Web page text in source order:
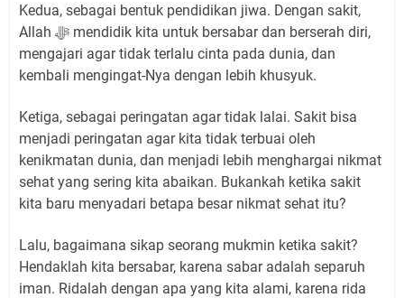
Kedua, sebagai bentuk pendidikan jiwa. Dengan sakit,
Allah ﷻ mendidik kita untuk bersabar dan berserah diri,
mengajari agar tidak terlalu cinta pada dunia, dan
kembali mengingat-Nya dengan lebih khusyuk.
Ketiga, sebagai peringatan agar tidak lalai. Sakit bisa
menjadi peringatan agar kita tidak terbuai oleh
kenikmatan dunia, dan menjadi lebih menghargai nikmat
sehat yang sering kita abaikan. Bukankah ketika sakit
kita baru menyadari betapa besar nikmat sehat itu?
Lalu, bagaimana sikap seorang mukmin ketika sakit?
Hendaklah kita bersabar, karena sabar adalah separuh
iman. Ridalah dengan apa yang kita alami, karena rida